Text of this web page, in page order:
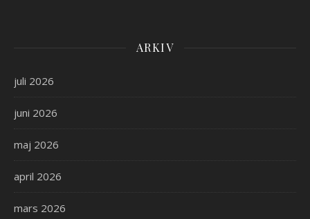
ARKIV
juli 2026
juni 2026
maj 2026
april 2026
mars 2026